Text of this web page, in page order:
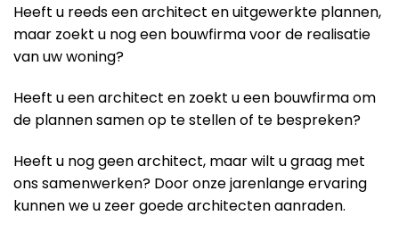
Heeft u reeds een architect en uitgewerkte plannen,
maar zoekt u nog een bouwfirma voor de realisatie
van uw woning?
Heeft u een architect en zoekt u een bouwfirma om
de plannen samen op te stellen of te bespreken?
Heeft u nog geen architect, maar wilt u graag met
ons samenwerken? Door onze jarenlange ervaring
kunnen we u zeer goede architecten aanraden.